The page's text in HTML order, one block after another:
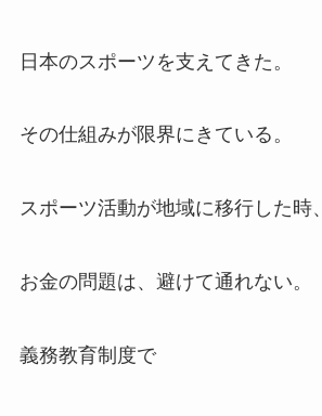
日本のスポーツを支えてきた。
その仕組みが限界にきている。
スポーツ活動が地域に移行した時、
お金の問題は、避けて通れない。
義務教育制度で